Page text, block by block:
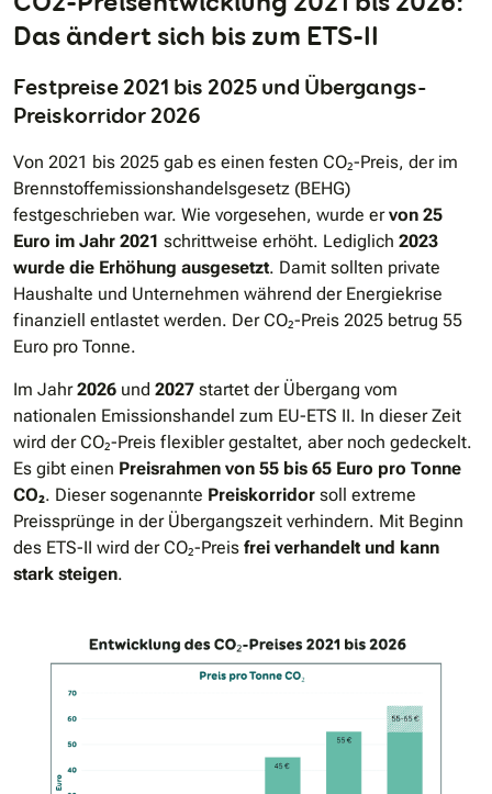
Das ändert sich bis zum ETS-II
Festpreise 2021 bis 2025 und Übergangs-
Preiskorridor 2026
Von 2021 bis 2025 gab es einen festen CO₂-Preis, der im
Brennstoffemissionshandelsgesetz (BEHG)
festgeschrieben war. Wie vorgesehen, wurde ervon 25
Euro im Jahr 2021 schrittweise erhöht. Lediglich 2023
wurde die Erhöhung ausgesetzt. Damit sollten private
Haushalte und Unternehmen während der Energiekrise
finanziell entlastet werden. Der CO₂-Preis 2025 betrug 55
Euro pro Tonne.
Im Jahr2026 und 2027 startet der Übergang vom
nationalen Emissionshandel zum EU-ETS II. In dieser Zeit
wird der CO₂-Preis flexibler gestaltet, aber noch gedeckelt.
Es gibt einen Preisrahmen von 55 bis 65 Euro pro Tonne
CO₂. Dieser sogenannte Preiskorridor soll extreme
Preissprünge in der Übergangszeit verhindern. Mit Beginn
des ETS-II wird der CO₂-Preis frei verhandelt und kann
stark steigen.